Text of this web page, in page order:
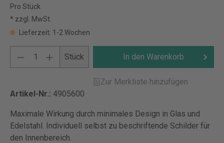
Pro Stück
* zzgl. MwSt.
Lieferzeit: 1-2 Wochen
Stück In den Warenkorb
Zur Merkliste hinzufügen
Artikel-Nr.: 4905600
Maximale Wirkung durch minimales Design in Glas und
Edelstahl. Individuell selbst zu beschriftende Schilder für
den Innenbereich.